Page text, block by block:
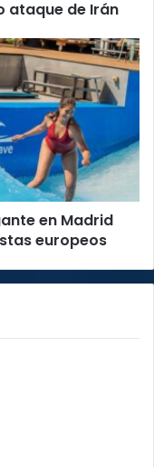
ataque de Irán
en Madrid
europeos